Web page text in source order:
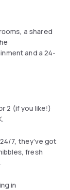
a shared
and a 24-
area, a
At Moxy
and towels.
2 (if you like!)
7, they’ve got
fresh
in